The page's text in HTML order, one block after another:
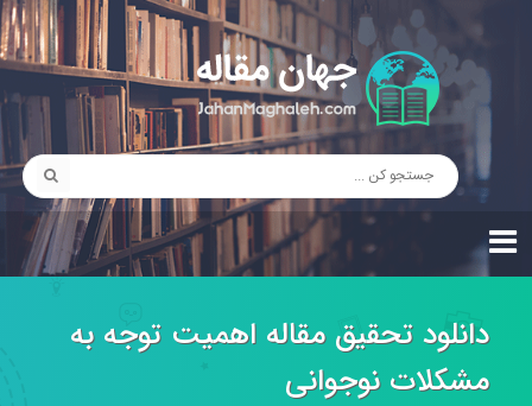
دانلود تحقیق مقاله اهمیت توجه به
مشکلات نوجوانی